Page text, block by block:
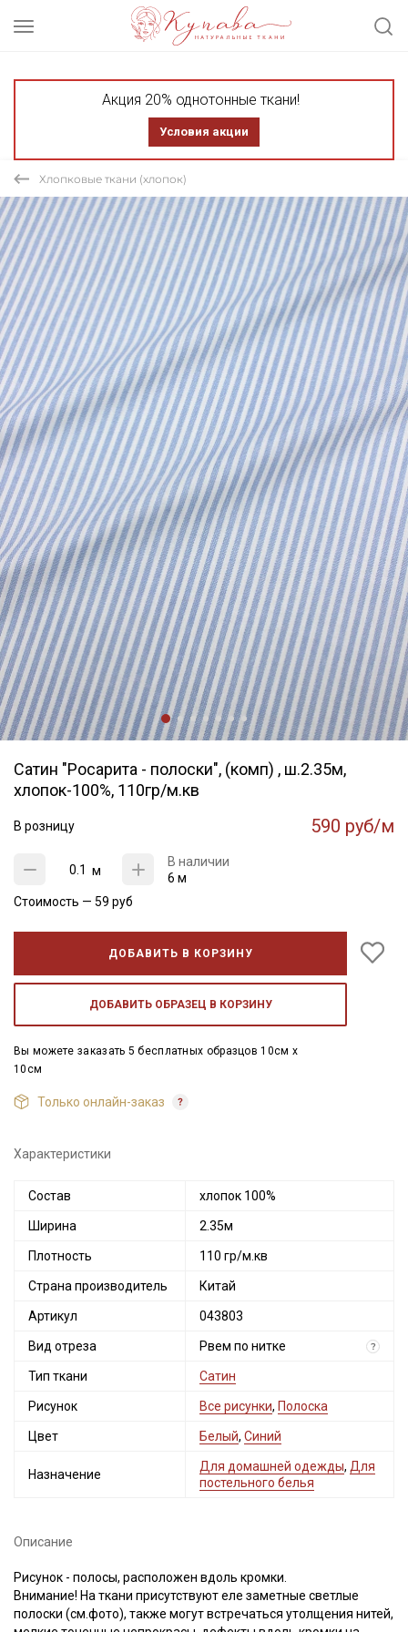
Акция 20% однотонные ткани!
Условия акции
Хлопковые ткани (хлопок)
Сатин "Росарита - полоски", (комп) , ш.2.35м,
хлопок-100%, 110гр/м.кв
В розницу 590 руб/м
м
В наличии
6 м
Стоимость — 59 руб
ДОБАВИТЬ В КОРЗИНУ
ДОБАВИТЬ ОБРАЗЕЦ В КОРЗИНУ
Вы можете заказать 5 бесплатных образцов 10см x
10см
Только онлайн-заказ
Характеристики
Состав хлопок 100%
Ширина 2.35м
Плотность 110 гр/м.кв
Страна производитель Китай
Артикул 043803
Вид отреза Рвем по нитке ?
Тип ткани Сатин
Рисунок Все рисунки, Полоска
Цвет Белый, Синий
Назначение
Для домашней одежды, Для
постельного белья
Описание
Рисунок - полосы, расположен вдоль кромки.
Внимание! На ткани присутствуют еле заметные светлые
полоски (см.фото), также могут встречаться утолщения нитей,